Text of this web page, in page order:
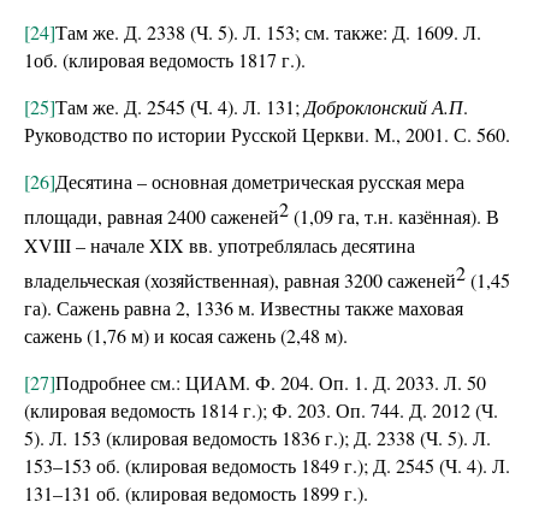
[24]Там же. Д. 2338 (Ч. 5). Л. 153; см. также: Д. 1609. Л.
1об. (клировая ведомость 1817 г.).
[25]Там же. Д. 2545 (Ч. 4). Л. 131;Доброклонский А.П.
Руководство по истории Русской Церкви. М., 2001. С. 560.
[26]Десятина – основная дометрическая русская мера
площади, равная 2400 саженей2(1,09 га, т.н. казённая). В
XVIII – начале XIX вв. употреблялась десятина
владельческая (хозяйственная), равная 3200 саженей2(1,45
га). Сажень равна 2, 1336 м. Известны также маховая
сажень (1,76 м) и косая сажень (2,48 м).
[27]Подробнее см.: ЦИАМ. Ф. 204. Оп. 1. Д. 2033. Л. 50
(клировая ведомость 1814 г.); Ф. 203. Оп. 744. Д. 2012 (Ч.
5). Л. 153 (клировая ведомость 1836 г.); Д. 2338 (Ч. 5). Л.
153–153 об. (клировая ведомость 1849 г.); Д. 2545 (Ч. 4). Л.
131–131 об. (клировая ведомость 1899 г.).